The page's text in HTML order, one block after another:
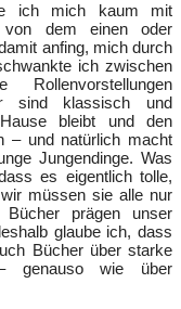
ich mich kaum mit
von dem einen oder
anfing, mich durch
ich zwischen
sind klassisch und
bleibt und den
– und natürlich macht
Jungendinge. Was
es eigentlich tolle,
müssen sie alle nur
Bücher prägen unser
glaube ich, dass
Bücher über starke
– genauso wie über